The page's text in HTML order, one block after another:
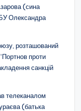
(сина
Олександра
розташований
проти
санкцій
телеканалом
(батька